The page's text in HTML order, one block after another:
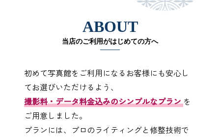
ABOUT
当店のご利用がはじめての方へ
初めて写真館をご利用になるお客様にも安心し
てお選びいただけるよう、
撮影料・データ料金込みのシンプルなプランを
ご用意しました。
プランには、プロのライティングと修整技術で